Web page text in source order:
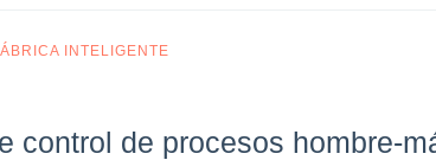
INTELIGENTE
control de procesos hombre-